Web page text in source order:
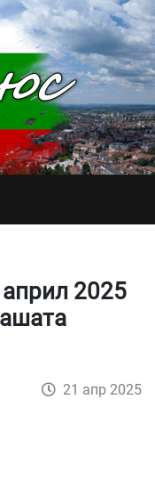
2025
21 апр 2025